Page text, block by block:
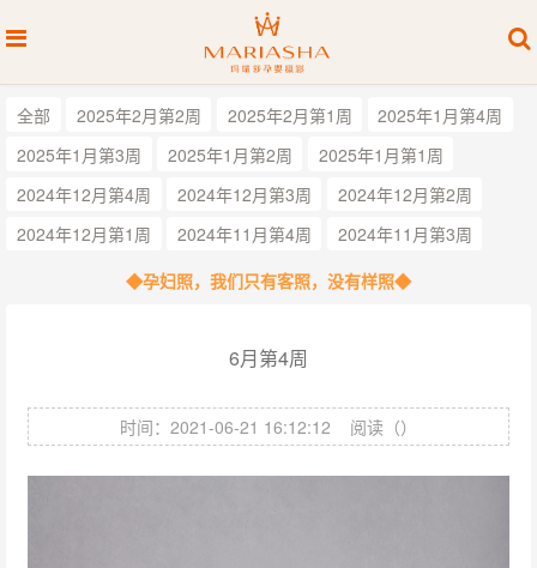
全部 2025年2月第2周 2025年2月第1周
2025年1月第4周
2025年1月第3周
2025年1月第2周
2025年1月第1周
2024年12月第4周
2024年12月第3周
2024年12月第2周
2024年12月第1周
2024年11月第4周
2024年11月第3周
◆孕妇照，我们只有客照，没有样照◆
6月第4周
时间：2021-06-21 16:12:12 阅读（）